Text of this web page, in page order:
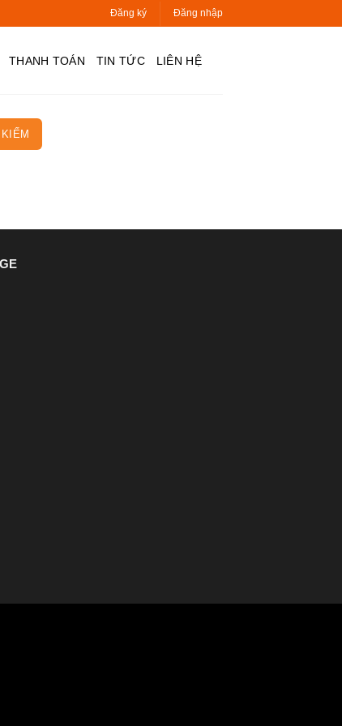
Đăng ký Đăng nhập
THANH TOÁN TIN TỨC LIÊN HỆ